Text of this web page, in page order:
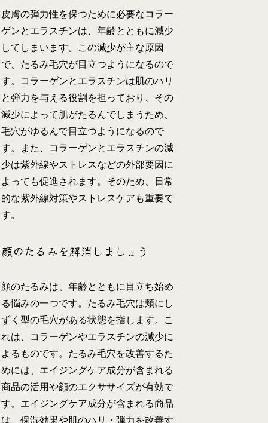
皮膚の弾力性を保つために必要なコラー
ゲンとエラスチンは、年齢とともに減少
してしまいます。この減少が主な原因
で、たるみ毛穴が目立つようになるので
す。コラーゲンとエラスチンは肌のハリ
と弾力を与える役割を担っており、その
減少によって肌がたるんでしまうため、
毛穴がゆるんで目立つようになるので
す。また、コラーゲンとエラスチンの減
少は紫外線やストレスなどの外部要因に
よっても促進されます。そのため、日常
的な紫外線対策やストレスケアも重要で
す。
顔のたるみを解消しましょう
顔のたるみは、年齢とともに目立ち始め
る悩みの一つです。たるみ毛穴は頬にし
ずく型の毛穴がある状態を指します。こ
れは、コラーゲンやエラスチンの減少に
よるものです。たるみ毛穴を改善するた
めには、エイジングケア成分が含まれる
商品の活用や顔のエクササイズが有効で
す。エイジングケア成分が含まれる商品
は、保湿効果や肌のハリ・弾力を改善す